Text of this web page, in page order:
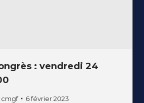
: vendredi 24
cmgf 6 février 2023